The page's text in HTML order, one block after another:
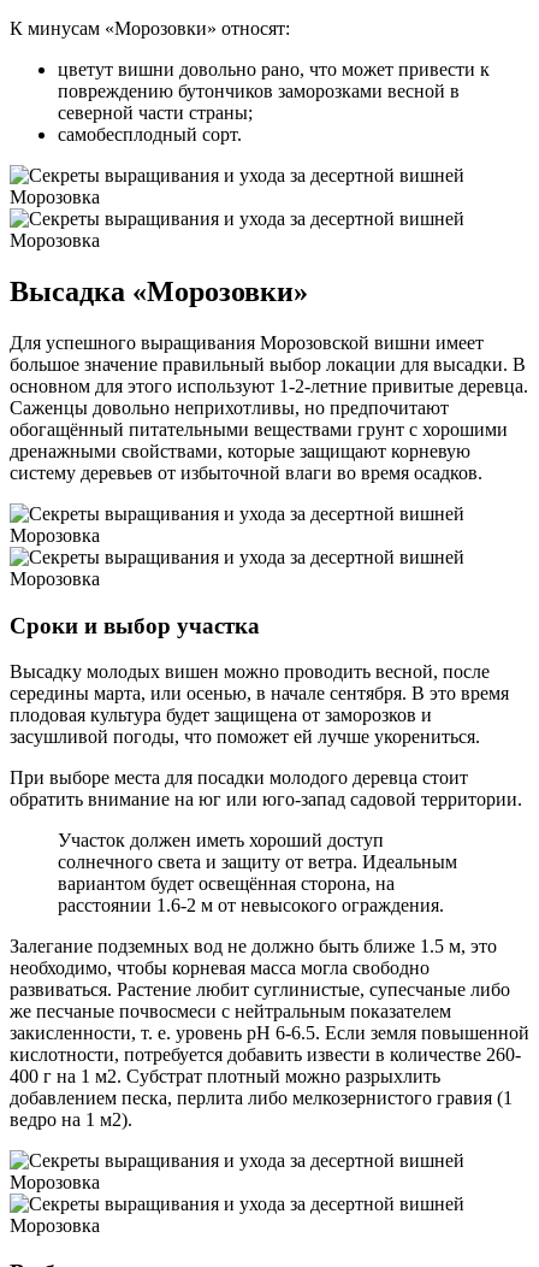
К минусам «Морозовки» относят:
цветут вишни довольно рано, что может привести к
повреждению бутончиков заморозками весной в
северной части страны;
самобесплодный сорт.
Высадка «Морозовки»
Для успешного выращивания Морозовской вишни имеет
большое значение правильный выбор локации для высадки. В
основном для этого используют 1-2-летние привитые деревца.
Саженцы довольно неприхотливы, но предпочитают
обогащённый питательными веществами грунт с хорошими
дренажными свойствами, которые защищают корневую
систему деревьев от избыточной влаги во время осадков.
Сроки и выбор участка
Высадку молодых вишен можно проводить весной, после
середины марта, или осенью, в начале сентября. В это время
плодовая культура будет защищена от заморозков и
засушливой погоды, что поможет ей лучше укорениться.
При выборе места для посадки молодого деревца стоит
обратить внимание на юг или юго-запад садовой территории.
Участок должен иметь хороший доступ
солнечного света и защиту от ветра. Идеальным
вариантом будет освещённая сторона, на
расстоянии 1.6-2 м от невысокого ограждения.
Залегание подземных вод не должно быть ближе 1.5 м, это
необходимо, чтобы корневая масса могла свободно
развиваться. Растение любит суглинистые, супесчаные либо
же песчаные почвосмеси с нейтральным показателем
закисленности, т. е. уровень pH 6-6.5. Если земля повышенной
кислотности, потребуется добавить извести в количестве 260-
400 г на 1 м2. Субстрат плотный можно разрыхлить
добавлением песка, перлита либо мелкозернистого гравия (1
ведро на 1 м2).